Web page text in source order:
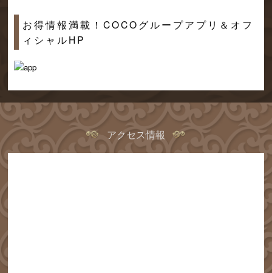
お得情報満載！COCOグループアプリ＆オフ
ィシャルHP
アクセス情報